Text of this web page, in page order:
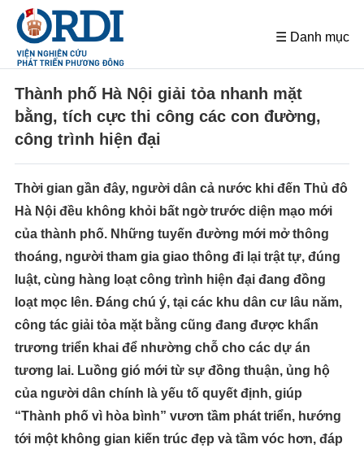
☰ Danh mục
Thành phố Hà Nội giải tỏa nhanh mặt
bằng, tích cực thi công các con đường,
công trình hiện đại
Thời gian gần đây, người dân cả nước khi đến Thủ đô
Hà Nội đều không khỏi bất ngờ trước diện mạo mới
của thành phố. Những tuyến đường mới mở thông
thoáng, người tham gia giao thông đi lại trật tự, đúng
luật, cùng hàng loạt công trình hiện đại đang đồng
loạt mọc lên. Đáng chú ý, tại các khu dân cư lâu năm,
công tác giải tỏa mặt bằng cũng đang được khẩn
trương triển khai để nhường chỗ cho các dự án
tương lai. Luồng gió mới từ sự đồng thuận, ủng hộ
của người dân chính là yếu tố quyết định, giúp
“Thành phố vì hòa bình” vươn tầm phát triển, hướng
tới một không gian kiến trúc đẹp và tầm vóc hơn, đáp